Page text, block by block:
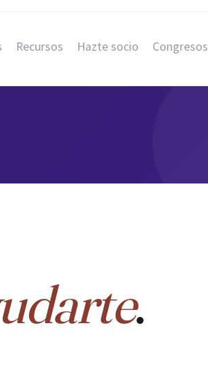
Recursos Hazte socio Congresos
.